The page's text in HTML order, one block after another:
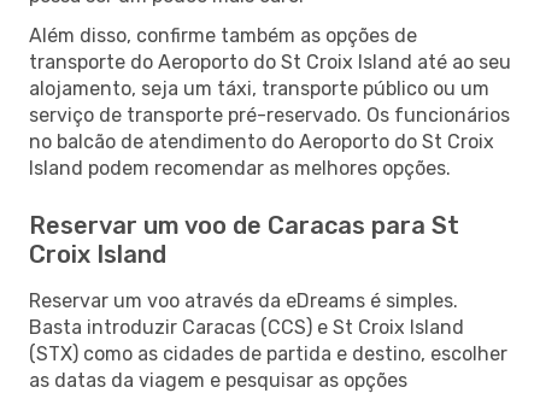
Além disso, confirme também as opções de
transporte do Aeroporto do St Croix Island até ao seu
alojamento, seja um táxi, transporte público ou um
serviço de transporte pré-reservado. Os funcionários
no balcão de atendimento do Aeroporto do St Croix
Island podem recomendar as melhores opções.
Reservar um voo de Caracas para St
Croix Island
Reservar um voo através da eDreams é simples.
Basta introduzir Caracas (CCS) e St Croix Island
(STX) como as cidades de partida e destino, escolher
as datas da viagem e pesquisar as opções